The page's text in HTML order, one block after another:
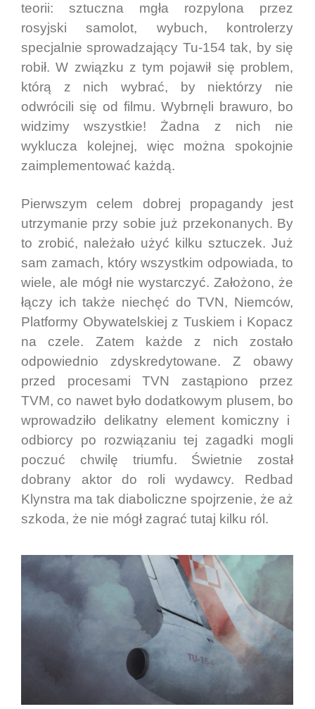
teorii: sztuczna mgła rozpylona przez
rosyjski samolot, wybuch, kontrolerzy
specjalnie sprowadzający Tu-154 tak, by się
robił. W związku z tym pojawił się problem,
którą z nich wybrać, by niektórzy nie
odwrócili się od filmu. Wybrnęli brawuro, bo
widzimy wszystkie! Żadna z nich nie
wyklucza kolejnej, więc można spokojnie
zaimplementować każdą.
Pierwszym celem dobrej propagandy jest
utrzymanie przy sobie już przekonanych. By
to zrobić, należało użyć kilku sztuczek. Już
sam zamach, który wszystkim odpowiada, to
wiele, ale mógł nie wystarczyć. Założono, że
łączy ich także niechęć do TVN, Niemców,
Platformy Obywatelskiej z Tuskiem i Kopacz
na czele. Zatem każde z nich zostało
odpowiednio zdyskredytowane. Z obawy
przed procesami TVN zastąpiono przez
TVM, co nawet było dodatkowym plusem, bo
wprowadziło delikatny element komiczny i
odbiorcy po rozwiązaniu tej zagadki mogli
poczuć chwilę triumfu. Świetnie został
dobrany aktor do roli wydawcy. Redbad
Klynstra ma tak diaboliczne spojrzenie, że aż
szkoda, że nie mógł zagrać tutaj kilku ról.